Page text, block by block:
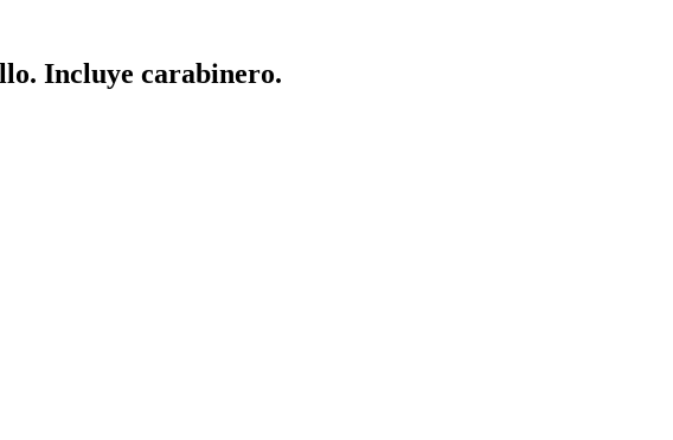
Incluye carabinero.